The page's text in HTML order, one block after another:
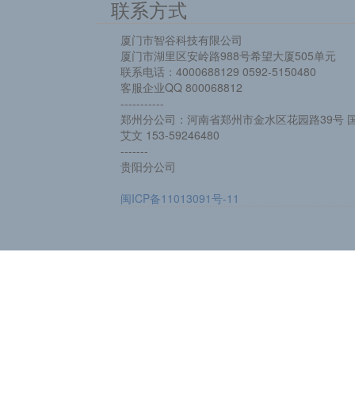
联系方式
厦门市智谷科技有限公司
厦门市湖里区安岭路988号希望大厦505单元
联系电话：4000688129 0592-5150480
客服企业QQ 800068812
-----------
郑州分公司：河南省郑州市金水区花园路39号
艾文 153-59246480
-------
贵阳分公司
闽ICP备11013091号-11